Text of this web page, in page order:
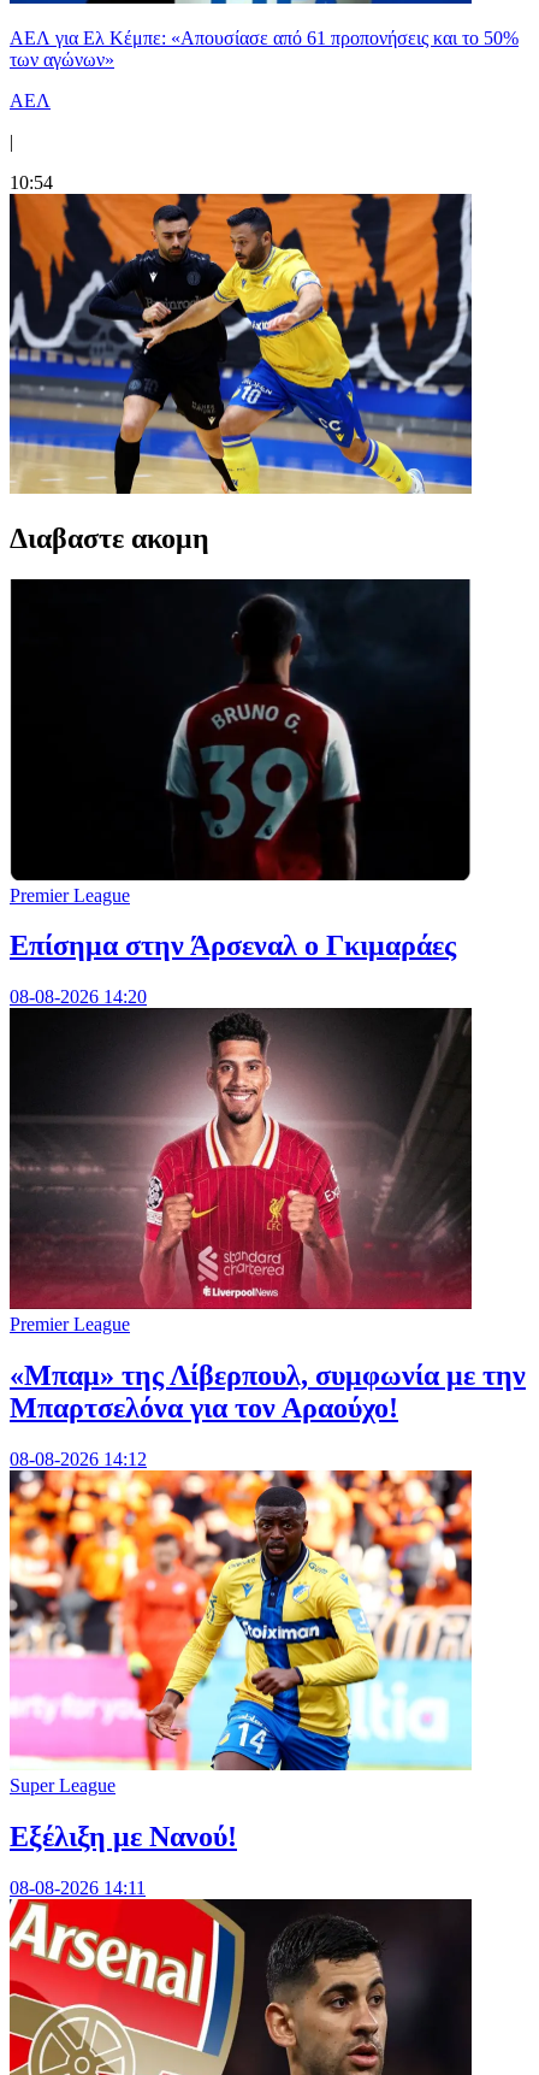
ΑΕΛ για Ελ Κέμπε: «Απουσίασε από 61 προπονήσεις και το 50%
των αγώνων»
ΑΕΛ
|
10:54
Διαβαστε ακομη
Premier League
Επίσημα στην Άρσεναλ ο Γκιμαράες
08-08-2026 14:20
Premier League
«Μπαμ» της Λίβερπουλ, συμφωνία με την
Μπαρτσελόνα για τον Αραούχο!
08-08-2026 14:12
Super League
Εξέλιξη με Νανού!
08-08-2026 14:11